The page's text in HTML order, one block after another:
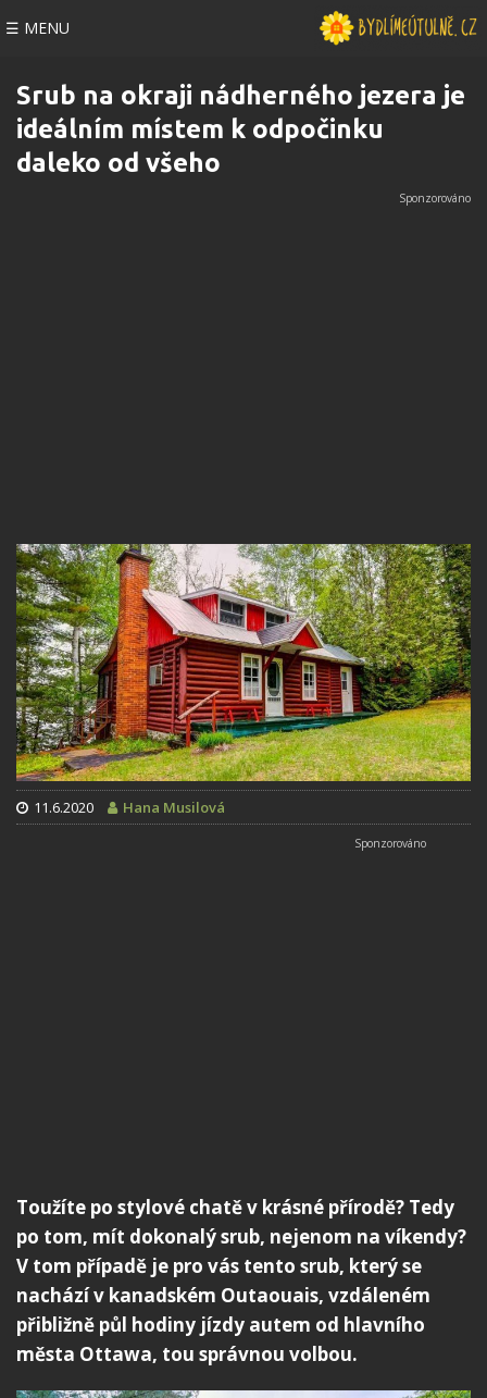
☰ MENU
Srub na okraji nádherného jezera je
ideálním místem k odpočinku
daleko od všeho
11.6.2020 Hana Musilová
Toužíte po stylové chatě v krásné přírodě? Tedy
po tom, mít dokonalý srub, nejenom na víkendy?
V tom případě je pro vás tento srub, který se
nachází v kanadském Outaouais, vzdáleném
přibližně půl hodiny jízdy autem od hlavního
města Ottawa, tou správnou volbou.